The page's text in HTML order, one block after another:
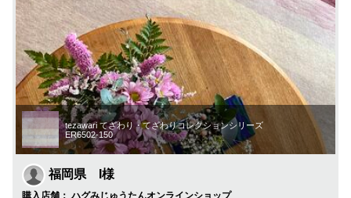
tezawari てざわり・てざわりコレクションシリーズ
ER6502-150
福岡県 I様
購入店舗： ハグみじゅうたんオンラインショップ